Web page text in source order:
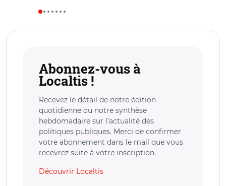
Abonnez-vous à
Localtis !
Recevez le détail de notre édition
quotidienne ou notre synthèse
hebdomadaire sur l’actualité des
politiques publiques. Merci de confirmer
votre abonnement dans le mail que vous
recevrez suite à votre inscription.
Découvrir Localtis